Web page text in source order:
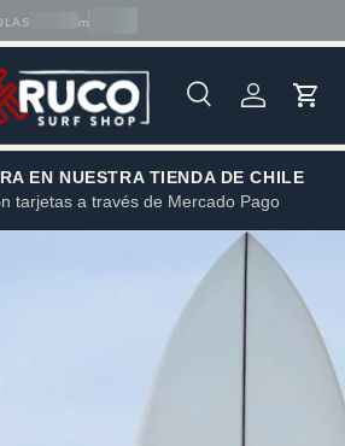
m
Buscar
BuscarIniciar
EN NUESTRA TIENDA DE CHILE
tarjetas a través de Mercado Pago